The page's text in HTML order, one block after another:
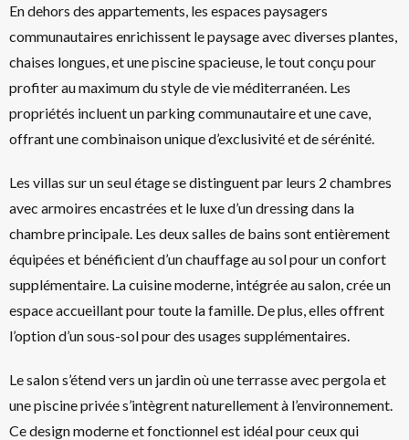
En dehors des appartements, les espaces paysagers
communautaires enrichissent le paysage avec diverses plantes,
chaises longues, et une piscine spacieuse, le tout conçu pour
profiter au maximum du style de vie méditerranéen. Les
propriétés incluent un parking communautaire et une cave,
offrant une combinaison unique d’exclusivité et de sérénité.
Les villas sur un seul étage se distinguent par leurs 2 chambres
avec armoires encastrées et le luxe d’un dressing dans la
chambre principale. Les deux salles de bains sont entièrement
équipées et bénéficient d’un chauffage au sol pour un confort
supplémentaire. La cuisine moderne, intégrée au salon, crée un
espace accueillant pour toute la famille. De plus, elles offrent
l’option d’un sous-sol pour des usages supplémentaires.
Le salon s’étend vers un jardin où une terrasse avec pergola et
une piscine privée s’intègrent naturellement à l’environnement.
Ce design moderne et fonctionnel est idéal pour ceux qui